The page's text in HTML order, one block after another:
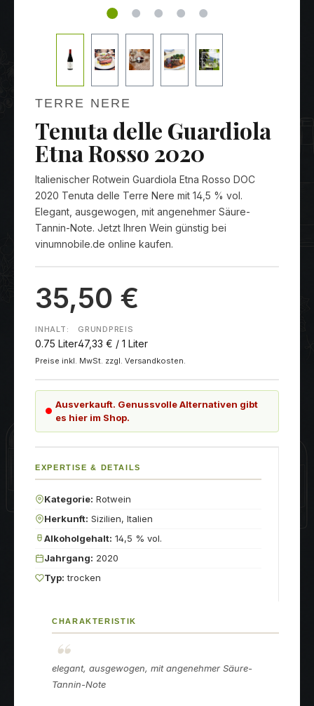
TERRE NERE
Tenuta delle Guardiola
Etna Rosso 2020
Italienischer Rotwein Guardiola Etna Rosso DOC
2020 Tenuta delle Terre Nere mit 14,5 % vol.
Elegant, ausgewogen, mit angenehmer Säure-
Tannin-Note. Jetzt Ihren Wein günstig bei
vinumnobile.de online kaufen.
35,50 €
INHALT:
0.75 Liter
GRUNDPREIS
47,33 € / 1 Liter
Preise inkl. MwSt. zzgl. Versandkosten.
Ausverkauft. Genussvolle Alternativen gibt
es hier im Shop.
EXPERTISE & DETAILS
Kategorie: Rotwein
Herkunft: Sizilien, Italien
Alkoholgehalt: 14,5 % vol.
Jahrgang: 2020
Typ: trocken
CHARAKTERISTIK
elegant, ausgewogen, mit angenehmer Säure-
Tannin-Note